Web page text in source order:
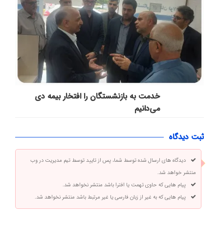
خدمت به بازنشستگان‌ را افتخار بیمه دی
می‌دانیم
ثبت دیدگاه
دیدگاه های ارسال شده توسط شما، پس از تایید توسط تیم مدیریت در وب
منتشر خواهد شد.
پیام هایی که حاوی تهمت یا افترا باشد منتشر نخواهد شد.
پیام هایی که به غیر از زبان فارسی یا غیر مرتبط باشد منتشر نخواهد شد.